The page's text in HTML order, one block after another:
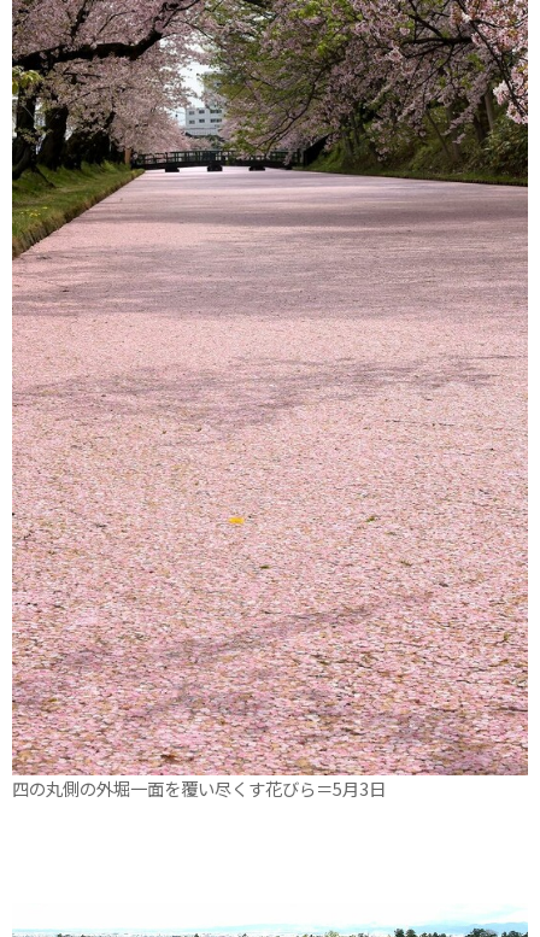
四の丸側の外堀一面を覆い尽くす花びら＝5月3日